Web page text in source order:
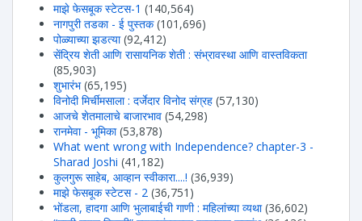
माझे फेसबूक स्टेटस-1 (140,564)
नागपुरी तडका - ई पुस्तक (101,696)
पोळ्याच्या झडत्या (92,412)
सेंद्रिय शेती आणि रासायनिक शेती : संभ्रावस्था आणि वास्तविकता
(85,903)
शुभारंभ (65,195)
विनोदी मिर्चीमसाला : दर्जेदार विनोद संग्रह (57,130)
आजचे शेतमालाचे बाजारभाव (54,298)
रानमेवा - भूमिका (53,878)
What went wrong with Independence? chapter-3 -
Sharad Joshi (41,182)
कुलगुरू साहेब, आव्हान स्वीकारा....! (36,939)
माझे फेसबूक स्टेटस - 2 (36,751)
भोंडला, हादगा आणि भुलाबाईची गाणी : महिलांच्या व्यथा (36,602)